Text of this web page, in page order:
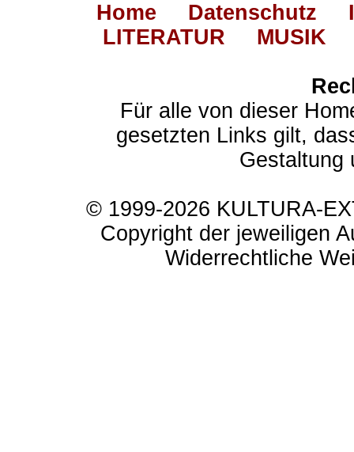
Home Datenschutz
LITERATUR
MUSIK
Für alle von dieser
gesetzten Links gilt,
Gestaltung
© 1999-2026 KULTURA-
Copyright der jeweiligen
Widerrechtliche